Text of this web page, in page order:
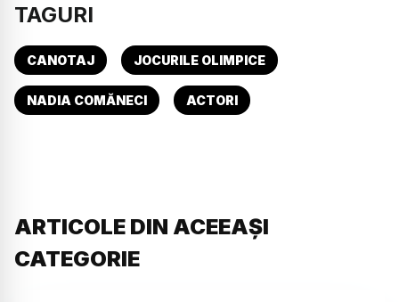
TAGURI
CANOTAJ JOCURILE OLIMPICE
NADIA COMĂNECI ACTORI
ARTICOLE DIN ACEEAȘI
CATEGORIE